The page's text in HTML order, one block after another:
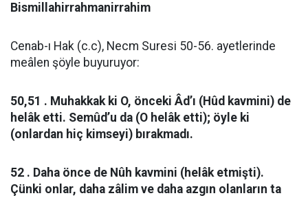
Bismillahirrahmanirrahim
Cenab-ı Hak (c.c), Necm Suresi 50-56. ayetlerinde
meâlen şöyle buyuruyor:
50,51 . Muhakkak ki O, önceki Âd’ı (Hûd kavmini) de
helâk etti. Semûd’u da (O helâk etti); öyle ki
(onlardan hiç kimseyi) bırakmadı.
52 . Daha önce de Nûh kavmini (helâk etmişti).
Çünki onlar, daha zâlim ve daha azgın olanların ta